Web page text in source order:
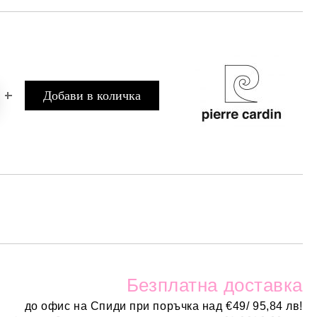
Безплатна доставка
до офис на Спиди при поръчка над€49/ 95,84 лв!